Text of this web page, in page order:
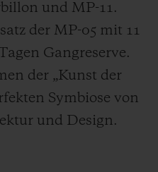
und MP-11.
der MP-05 mit 11
Gangreserve.
der „Kunst der
Symbiose von
und Design.